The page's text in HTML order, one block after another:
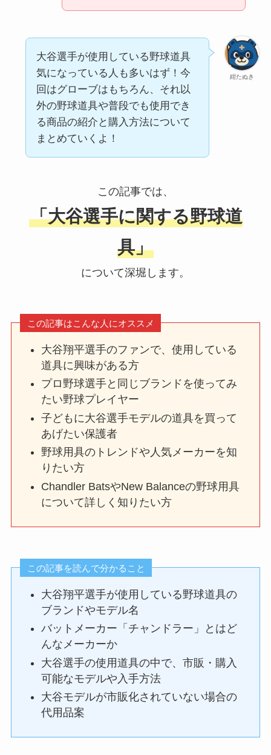
紺たぬき
大谷選手が使用している野球道具
気になっている人も多いはず！今
回はグローブはもちろん、それ以
外の野球道具や普段でも使用でき
る商品の紹介と購入方法について
まとめていくよ！
この記事では、
「大谷選手に関する野球道
具」
について深堀します。
この記事はこんな人にオススメ
大谷翔平選手のファンで、使用している
道具に興味がある方
プロ野球選手と同じブランドを使ってみ
たい野球プレイヤー
子どもに大谷選手モデルの道具を買って
あげたい保護者
野球用具のトレンドや人気メーカーを知
りたい方
Chandler BatsやNew Balanceの野球用具
について詳しく知りたい方
この記事を読んで分かること
大谷翔平選手が使用している野球道具の
ブランドやモデル名
バットメーカー「チャンドラー」とはど
んなメーカーか
大谷選手の使用道具の中で、市販・購入
可能なモデルや入手方法
大谷モデルが市販化されていない場合の
代用品案